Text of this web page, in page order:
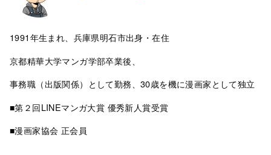
1991年生まれ、兵庫県明石市出身・在住
京都精華大学マンガ学部卒業後、
事務職（出版関係）として勤務、30歳を機に漫画家として独立
■第２回LINEマンガ大賞 優秀新人賞受賞
■漫画家協会 正会員